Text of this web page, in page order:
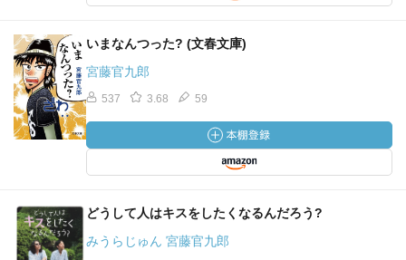
いまなんつった? (文春文庫)
宮藤官九郎
537 3.68 59
どうして人はキスをしたくなるんだろう?
みうらじゅん 宮藤官九郎